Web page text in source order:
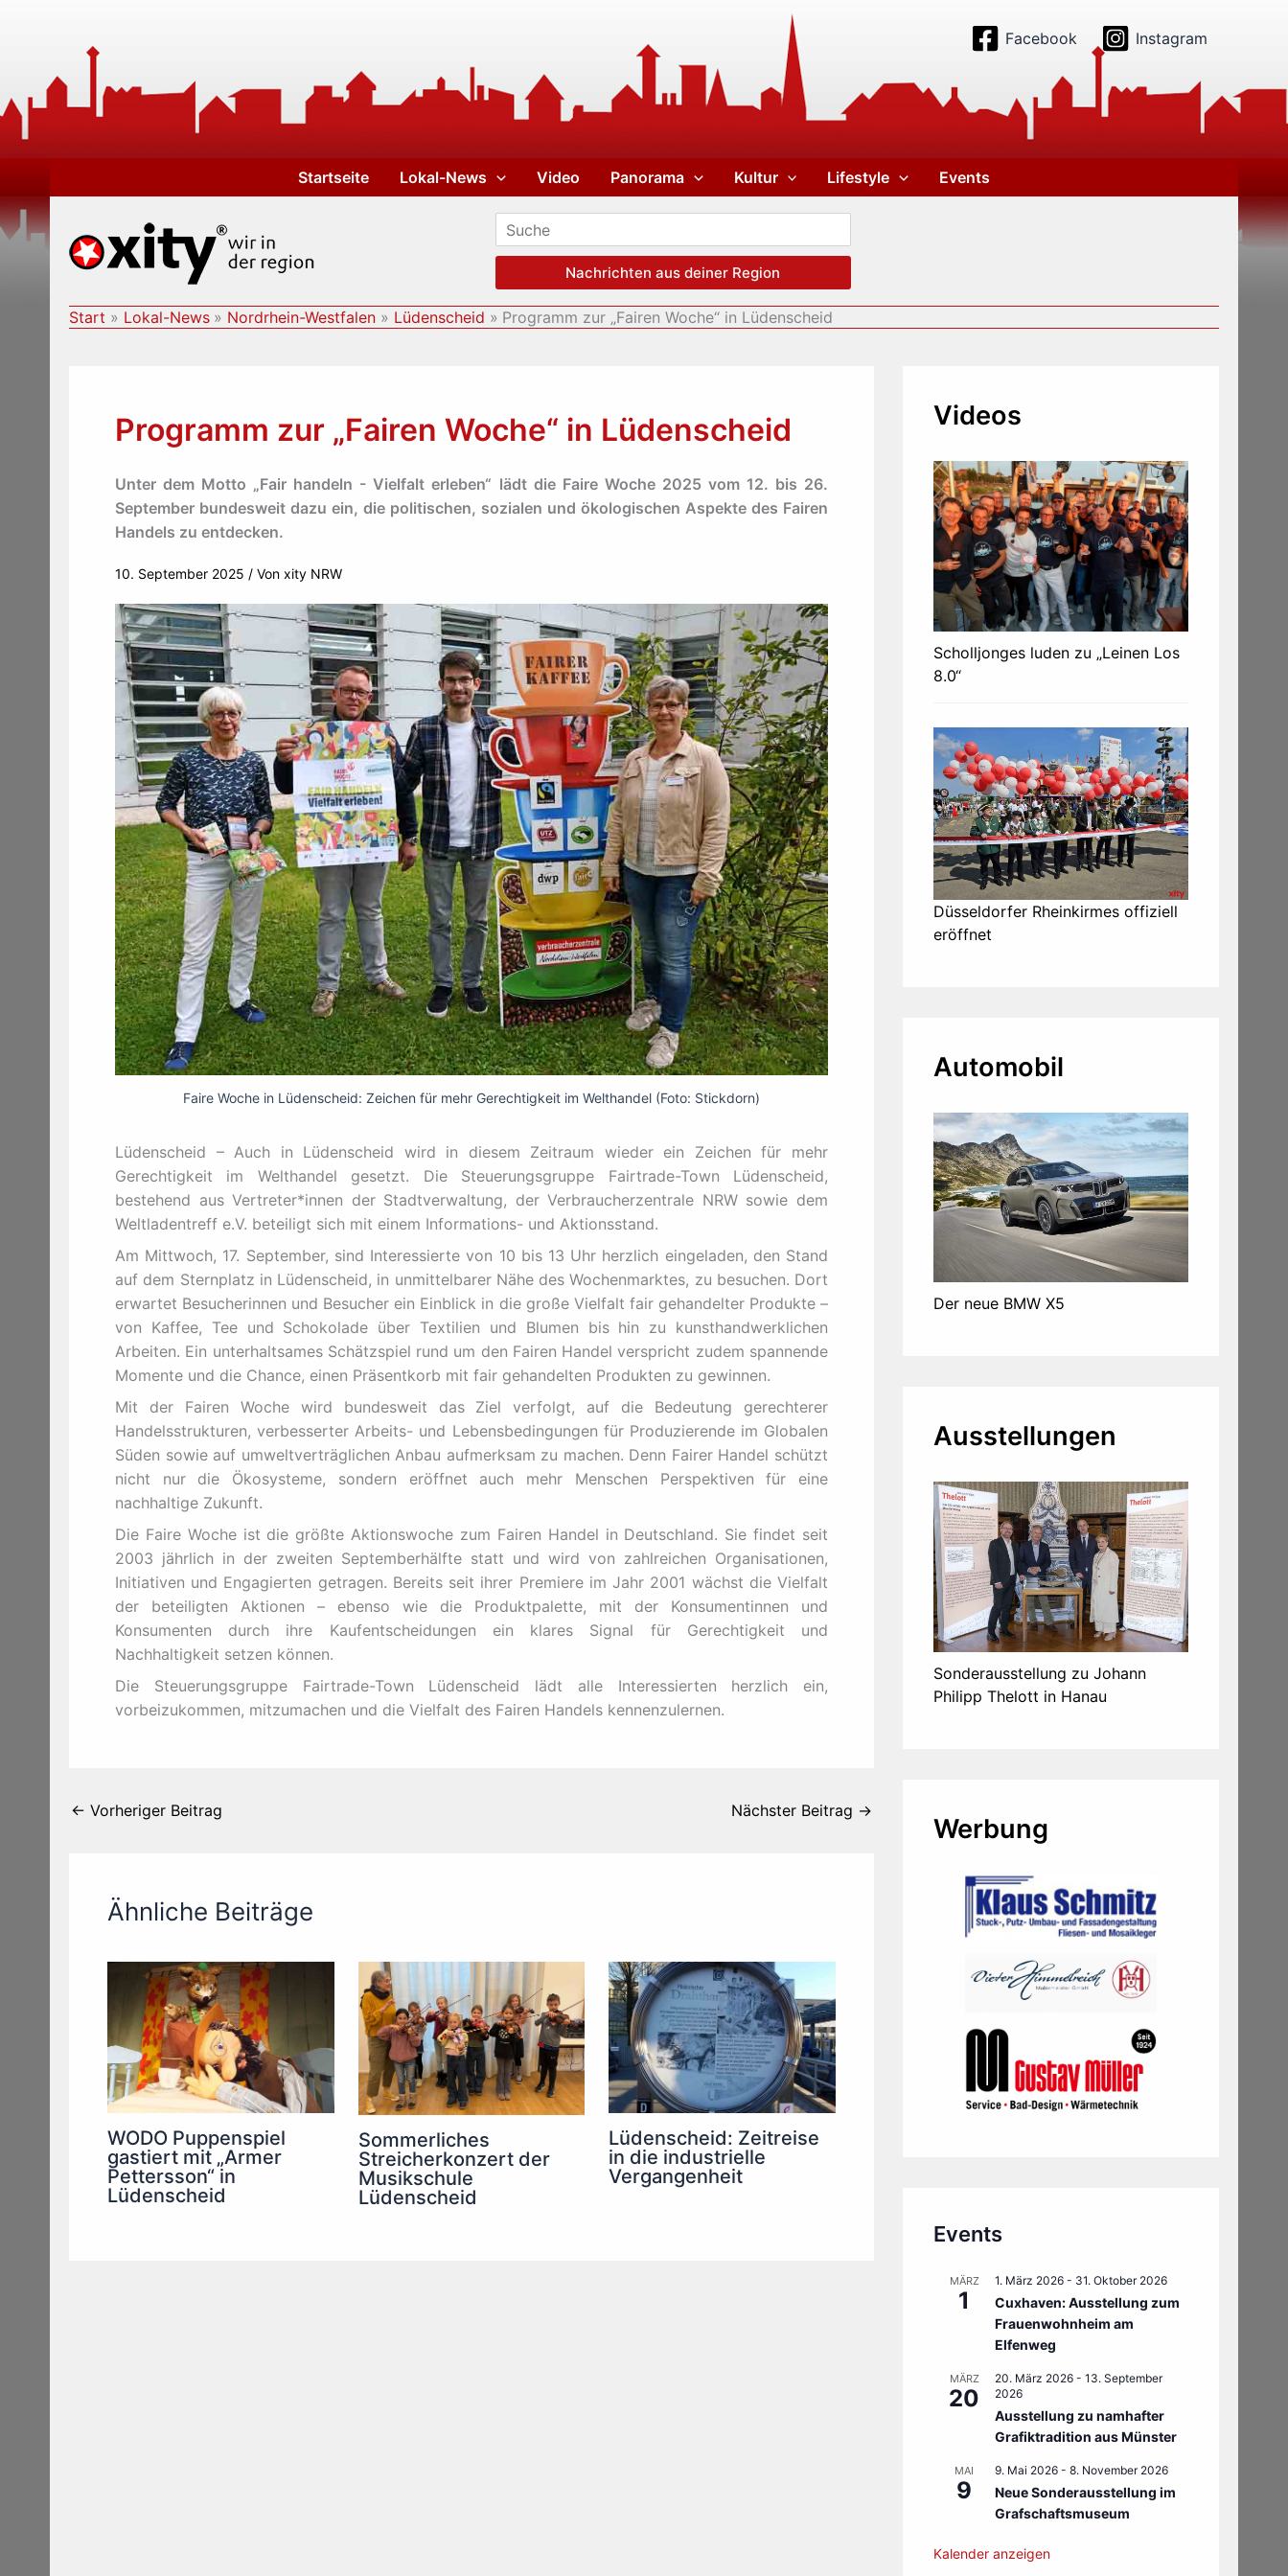
Facebook Instagram
Startseite Lokal-News Video Panorama Kultur Lifestyle Events
Nachrichten aus deiner Region
Start Lokal-News Nordrhein-Westfalen Lüdenscheid Programm zur „Fairen Woche“ in Lüdenscheid
Programm zur „Fairen Woche“ in Lüdenscheid
Unter dem Motto „Fair handeln - Vielfalt erleben“ lädt die Faire Woche 2025 vom 12. bis 26.
September bundesweit dazu ein, die politischen, sozialen und ökologischen Aspekte des Fairen
Handels zu entdecken.
10. September 2025 / Von xity NRW
Faire Woche in Lüdenscheid: Zeichen für mehr Gerechtigkeit im Welthandel (Foto: Stickdorn)
Lüdenscheid – Auch in Lüdenscheid wird in diesem Zeitraum wieder ein Zeichen für mehr
Gerechtigkeit im Welthandel gesetzt. Die Steuerungsgruppe Fairtrade-Town Lüdenscheid,
bestehend aus Vertreter*innen der Stadtverwaltung, der Verbraucherzentrale NRW sowie dem
Weltladentreff e.V. beteiligt sich mit einem Informations- und Aktionsstand.
Am Mittwoch, 17. September, sind Interessierte von 10 bis 13 Uhr herzlich eingeladen, den Stand
auf dem Sternplatz in Lüdenscheid, in unmittelbarer Nähe des Wochenmarktes, zu besuchen. Dort
erwartet Besucherinnen und Besucher ein Einblick in die große Vielfalt fair gehandelter Produkte –
von Kaffee, Tee und Schokolade über Textilien und Blumen bis hin zu kunsthandwerklichen
Arbeiten. Ein unterhaltsames Schätzspiel rund um den Fairen Handel verspricht zudem spannende
Momente und die Chance, einen Präsentkorb mit fair gehandelten Produkten zu gewinnen.
Mit der Fairen Woche wird bundesweit das Ziel verfolgt, auf die Bedeutung gerechterer
Handelsstrukturen, verbesserter Arbeits- und Lebensbedingungen für Produzierende im Globalen
Süden sowie auf umweltverträglichen Anbau aufmerksam zu machen. Denn Fairer Handel schützt
nicht nur die Ökosysteme, sondern eröffnet auch mehr Menschen Perspektiven für eine
nachhaltige Zukunft.
Die Faire Woche ist die größte Aktionswoche zum Fairen Handel in Deutschland. Sie findet seit
2003 jährlich in der zweiten Septemberhälfte statt und wird von zahlreichen Organisationen,
Initiativen und Engagierten getragen. Bereits seit ihrer Premiere im Jahr 2001 wächst die Vielfalt
der beteiligten Aktionen – ebenso wie die Produktpalette, mit der Konsumentinnen und
Konsumenten durch ihre Kaufentscheidungen ein klares Signal für Gerechtigkeit und
Nachhaltigkeit setzen können.
Die Steuerungsgruppe Fairtrade-Town Lüdenscheid lädt alle Interessierten herzlich ein,
vorbeizukommen, mitzumachen und die Vielfalt des Fairen Handels kennenzulernen.
← Vorheriger Beitrag Nächster Beitrag →
Ähnliche Beiträge
WODO Puppenspiel
gastiert mit „Armer
Pettersson“ in
Lüdenscheid
Sommerliches
Streicherkonzert der
Musikschule
Lüdenscheid
Lüdenscheid: Zeitreise
in die industrielle
Vergangenheit
Videos
Scholljonges luden zu „Leinen Los
8.0“
Düsseldorfer Rheinkirmes offiziell
eröffnet
Automobil
Der neue BMW X5
Ausstellungen
Sonderausstellung zu Johann
Philipp Thelott in Hanau
Werbung
Events
MÄRZ
1
1. März 2026 - 31. Oktober 2026
Cuxhaven: Ausstellung zum
Frauenwohnheim am
Elfenweg
MÄRZ
20
20. März 2026 - 13. September
2026
Ausstellung zu namhafter
Grafiktradition aus Münster
MAI
9
9. Mai 2026 - 8. November 2026
Neue Sonderausstellung im
Grafschaftsmuseum
Kalender anzeigen